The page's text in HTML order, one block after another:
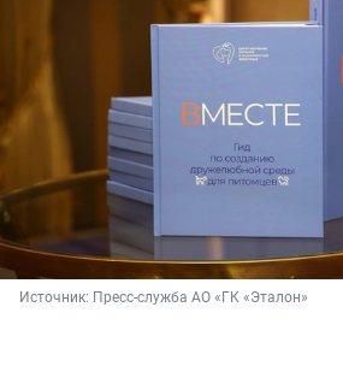
Источник: Пресс-служба АО «ГК «Эталон»